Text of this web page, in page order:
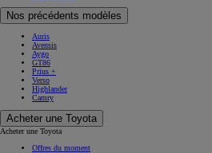
Nos précédents modèles
Auris
Avensis
Aygo
GT86
Prius +
Verso
Highlander
Camry
Acheter une Toyota
Acheter une Toyota
Offres du moment